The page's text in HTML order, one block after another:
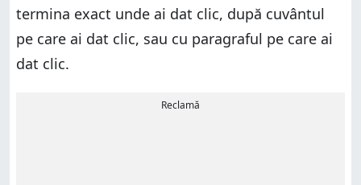
termina exact unde ai dat clic, după cuvântul
pe care ai dat clic, sau cu paragraful pe care ai
dat clic.
Reclamă